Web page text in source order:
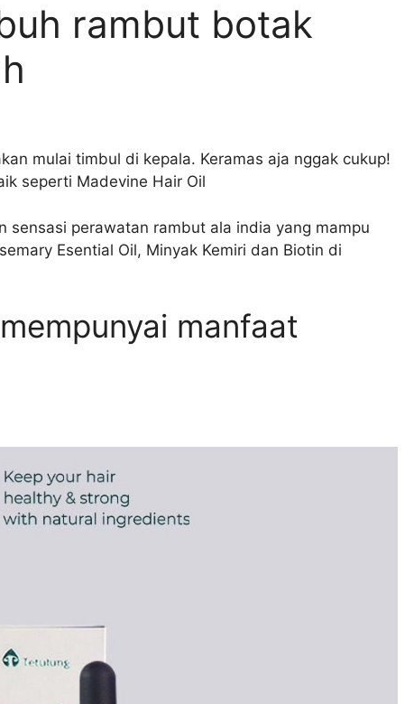
rambut botak
mulai timbul di kepala. Keramas aja nggak cukup!
seperti Madevine Hair Oil
sensasi perawatan rambut ala india yang mampu
Esential Oil, Minyak Kemiri dan Biotin di
manfaat